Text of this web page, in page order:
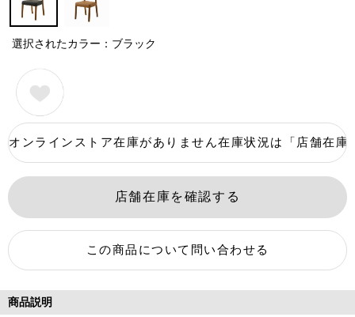
選択されたカラー：ブラック
商品説明